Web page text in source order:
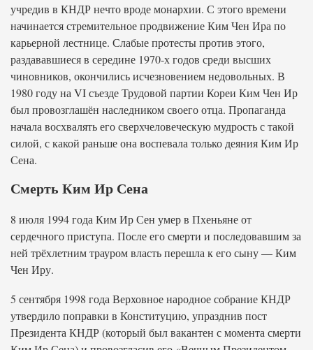
учредив в КНДР нечто вроде монархии. С этого времени
начинается стремительное продвижение Ким Чен Ира по
карьерной лестнице. Слабые протесты против этого,
раздававшиеся в середине 1970-х годов среди высших
чиновников, окончились исчезновением недовольных. В
1980 году на VI съезде Трудовой партии Кореи Ким Чен Ир
был провозглашён наследником своего отца. Пропаганда
начала восхвалять его сверхчеловеческую мудрость с такой
силой, с какой раньше она воспевала только деяния Ким Ир
Сена.
Смерть Ким Ир Сена
8 июля 1994 года Ким Ир Сен умер в Пхеньяне от
сердечного приступа. После его смерти и последовавшим за
ней трёхлетним трауром власть перешла к его сыну — Ким
Чен Иру.
5 сентября 1998 года Верховное народное собрание КНДР
утвердило поправки в Конституцию, упразднив пост
Президента КНДР (который был вакантен с момента смерти